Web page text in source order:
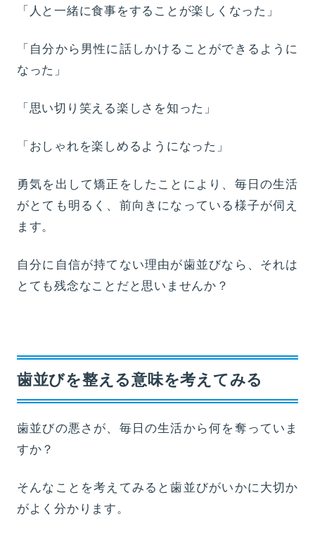
「人と一緒に食事をすることが楽しくなった」
「自分から男性に話しかけることができるように
なった」
「思い切り笑える楽しさを知った」
「おしゃれを楽しめるようになった」
勇気を出して矯正をしたことにより、毎日の生活
がとても明るく、前向きになっている様子が伺え
ます。
自分に自信が持てない理由が歯並びなら、それは
とても残念なことだと思いませんか？
歯並びを整える意味を考えてみる
歯並びの悪さが、毎日の生活から何を奪っていま
すか？
そんなことを考えてみると歯並びがいかに大切か
がよく分かります。